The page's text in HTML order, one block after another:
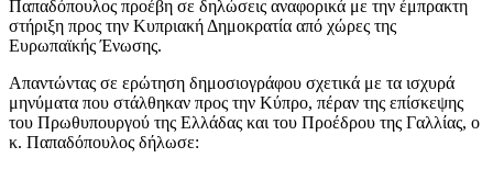
Παπαδόπουλος προέβη σε δηλώσεις αναφορικά με την έμπρακτη
στήριξη προς την Κυπριακή Δημοκρατία από χώρες της
Ευρωπαϊκής Ένωσης.
Απαντώντας σε ερώτηση δημοσιογράφου σχετικά με τα ισχυρά
μηνύματα που στάλθηκαν προς την Κύπρο, πέραν της επίσκεψης
του Πρωθυπουργού της Ελλάδας και του Προέδρου της Γαλλίας, ο
κ. Παπαδόπουλος δήλωσε: